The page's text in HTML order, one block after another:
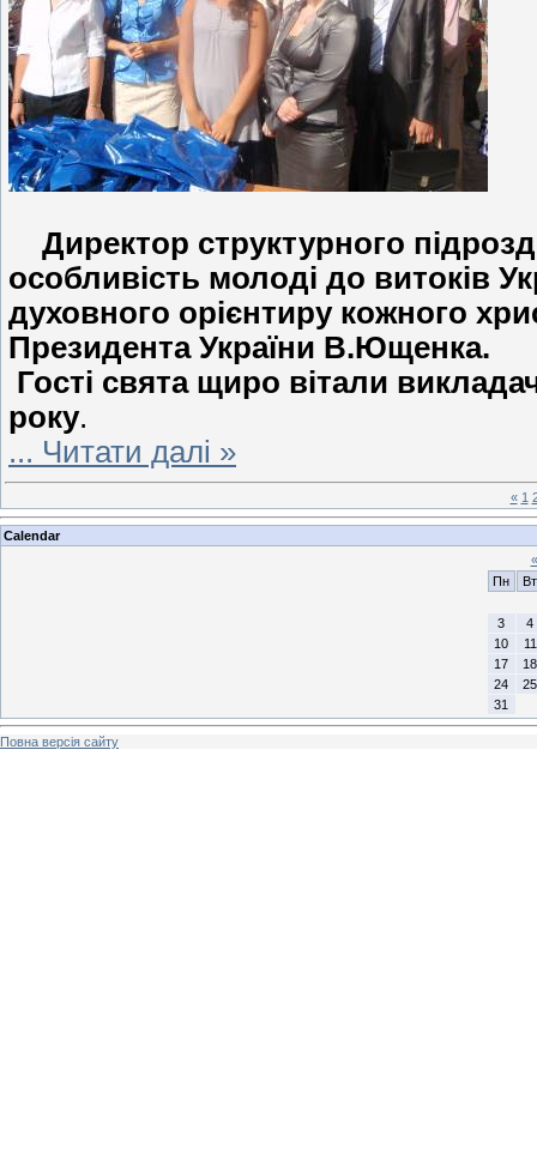
Директор структурного
особливість молоді до витоків
духовного орієнтиру кожного
Президента України В.Ющенка.
Гості свята щиро вітали
року.
... Читати далі »
« 1
Calendar
«
Пн
Вт
3
4
10
11
17
18
24
25
31
Повна версія сайту